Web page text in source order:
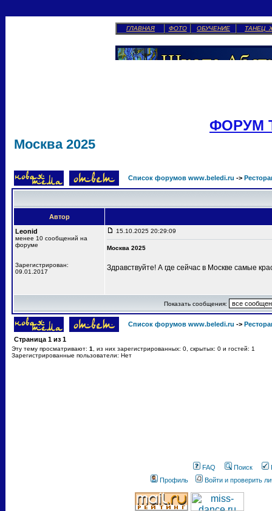
ГЛАВНАЯ ФОТО ОБУЧЕНИЕ ТАНЕЦ
ФОРУМ
Москва 2025
Список форумов www.beledi.ru ->
Автор
Leonid
менее 10 сообщений на
форуме
Зарегистрирован:
09.01.2017
15.10.2025 20:29:09
Москва 2025
Здравствуйте! А где сейчас в Москве самые
Показать сообщения:
Список форумов www.beledi.ru ->
Страница 1 из 1
Эту тему просматривают: 1
, из них зарегистрированных: 0, скрытых: 0 и гостей: 1
Зарегистрированные пользователи: Нет
FAQ Поиск
Профиль
Войти и проверить